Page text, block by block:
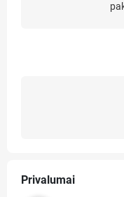
Privalumai